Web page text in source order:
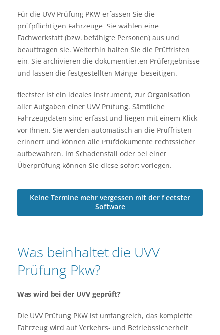
Für die UVV Prüfung PKW erfassen Sie die
prüfpflichtigen Fahrzeuge. Sie wählen eine
Fachwerkstatt (bzw. befähigte Personen) aus und
beauftragen sie. Weiterhin halten Sie die Prüffristen
ein, Sie archivieren die dokumentierten Prüfergebnisse
und lassen die festgestellten Mängel beseitigen.
fleetster ist ein ideales Instrument, zur Organisation
aller Aufgaben einer UVV Prüfung. Sämtliche
Fahrzeugdaten sind erfasst und liegen mit einem Klick
vor Ihnen. Sie werden automatisch an die Prüffristen
erinnert und können alle Prüfdokumente rechtssicher
aufbewahren. Im Schadensfall oder bei einer
Überprüfung können Sie diese sofort vorlegen.
Keine Termine mehr vergessen mit der fleetster
Software
Was beinhaltet die UVV
Prüfung Pkw?
Was wird bei der UVV geprüft?
Die UVV Prüfung PKW ist umfangreich, das komplette
Fahrzeug wird auf Verkehrs- und Betriebssicherheit